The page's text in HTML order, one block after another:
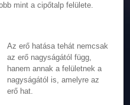
mint a cipőtalp felülete.
Az erő hatása tehát nemcsak
az erő nagyságától függ,
hanem annak a felületnek a
nagyságától is, amelyre az
erő hat.